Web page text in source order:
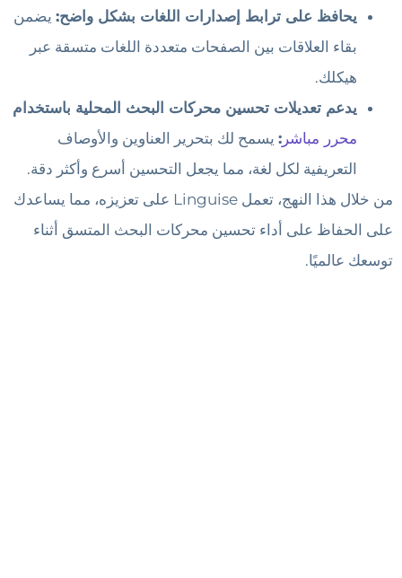
يحافظ على ترابط إصدارات اللغات بشكل واضح: يضمن
بقاء العلاقات بين الصفحات متعددة اللغات متسقة عبر
هيكلك.
يدعم تعديلات تحسين محركات البحث المحلية باستخدام
محرر مباشر : يسمح لك بتحرير العناوين والأوصاف
التعريفية لكل لغة، مما يجعل التحسين أسرع وأكثر دقة.
من خلال هذا النهج، تعمل Linguise على تعزيزه، مما يساعدك
على الحفاظ على أداء تحسين محركات البحث المتسق أثناء
توسعك عالميًا.